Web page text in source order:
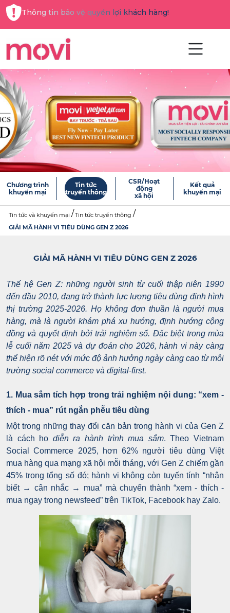
Thông tin bảo vệ quyền lợi khách hàng!
Chương trình
khuyến mại
Tin tức
truyền thông
CSR/Hoạt
động
xã hội
Kết quả
khuyến mại
Tin tức và khuyến mại
Tin tức truyền thông
GIẢI MÃ HÀNH VI TIÊU DÙNG GEN Z 2026
GIẢI MÃ HÀNH VI TIÊU DÙNG GEN Z 2026
Thế hệ Gen Z: những người sinh từ cuối thập niên 1990
đến đầu 2010, đang trở thành lực lượng tiêu dùng định hình
thị trường 2025-2026. Họ không đơn thuần là người mua
hàng, mà là người khám phá xu hướng, định hướng cộng
đồng và quyết định bởi trải nghiệm số. Đặc biệt trong mùa
lễ cuối năm 2025 và dự đoán cho 2026, hành vi này càng
thể hiện rõ nét với mức độ ảnh hưởng ngày càng cao từ môi
trường social commerce và digital-first.
1. Mua sắm tích hợp trong trải nghiệm nội dung: “xem -
thích - mua” rút ngắn phễu tiêu dùng
Một trong những thay đổi căn bản trong hành vi của Gen Z
là cách họ diễn ra hành trình mua sắm. Theo Vietnam
Social Commerce 2025, hơn 62% người tiêu dùng Việt
mua hàng qua mạng xã hội mỗi tháng, với Gen Z chiếm gần
45% trong tổng số đó; hành vi không còn tuyến tính “nhận
biết → cân nhắc → mua” mà chuyển thành “xem - thích -
mua ngay trong newsfeed” trên TikTok, Facebook hay Zalo.